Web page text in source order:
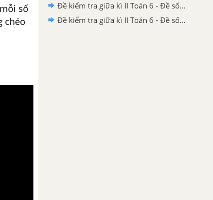
số
chéo
Đề kiểm tra giữa kì II Toán 6 - Đề số 2 có lời giải chi tiết
Đề kiểm tra giữa kì II Toán 6 - Đề số 3 có lời giải chi tiết